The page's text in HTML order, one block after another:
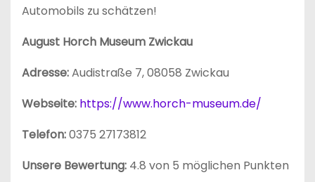
Automobils zu schätzen!
August Horch Museum Zwickau
Adresse:Audistraße 7, 08058 Zwickau
Webseite: https://www.horch-museum.de/
Telefon:0375 27173812
Unsere Bewertung: 4.8 von 5 möglichen Punkten